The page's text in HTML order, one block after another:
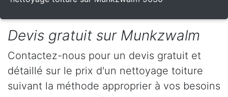
Devis gratuit sur Munkzwalm
Contactez-nous pour un devis gratuit et
détaillé sur le prix d'un nettoyage toiture
suivant la méthode approprier à vos besoins